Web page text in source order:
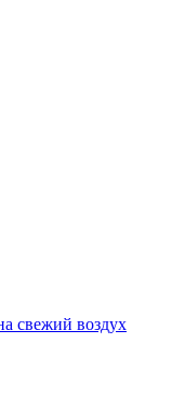
свежий воздух